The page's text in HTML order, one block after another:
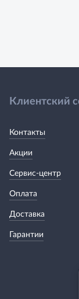
Клиентский
Контакты
Акции
Сервис-центр
Оплата
Доставка
Гарантии